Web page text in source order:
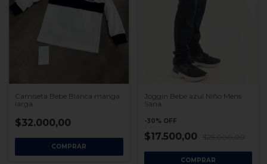
Camiseta Bebe Blanca manga
larga
$32.000,00
COMPRAR
Joggin Bebe azul Niño Mens
Sana
-30% OFF
$17.500,00
COMPRAR